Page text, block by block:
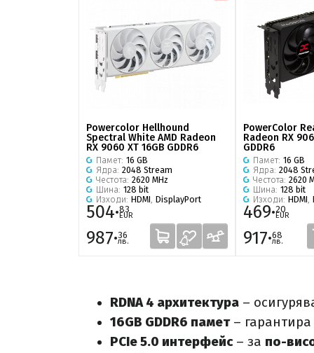
Powercolor Hellhound
Spectral White AMD Radeon
RX 9060 XT 16GB GDDR6
Памет: 16 GB
Ядра: 2048 Stream
Честота: 2620 MHz
Шина: 128 bit
Изходи: HDMI DisplayPort
504·83
EUR
987·36
лв.
PowerColor
Radeon RX
GDDR6
Памет: 16 GB
Ядра: 2048
Честота: 2620
Шина: 128 bit
Изходи: HDMI
469·20
EUR
917·68
лв.
RDNA 4 архитектура –
16GB GDDR6 памет– гарантира
PCIe 5.0 интерфейс– за по-